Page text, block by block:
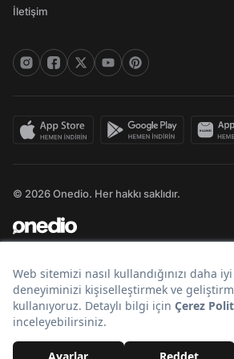
İletişim
© 2026 Onedio. Her hakkı saklıdır.
Bir markasıdır.